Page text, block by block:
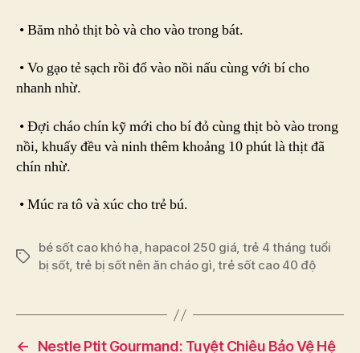
• Băm nhỏ thịt bò và cho vào trong bát.
• Vo gạo tẻ sạch rồi đổ vào nồi nấu cùng với bí cho
nhanh nhừ.
• Đợi cháo chín kỹ mới cho bí đỏ cùng thịt bò vào trong
nồi, khuấy đều và ninh thêm khoảng 10 phút là thịt đã
chín nhừ.
• Múc ra tô và xúc cho trẻ bú.
Tags
bé sốt cao khó hạ, hapacol 250 giá, trẻ 4 tháng tuổi
bị sốt, trẻ bị sốt nên ăn cháo gì,trẻ sốt cao 40 độ
←
Nestle Ptit Gourmand: Tuyệt Chiêu Bảo Vệ Hệ